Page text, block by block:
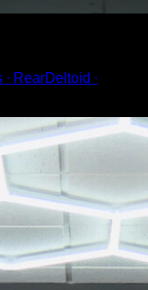
RearDeltoid ∙